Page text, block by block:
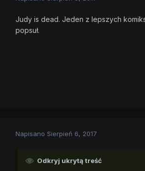
Judy is dead. Jeden z lepszych
popsuł.
Napisano Sierpień 6, 2017
Odkryj ukrytą treść